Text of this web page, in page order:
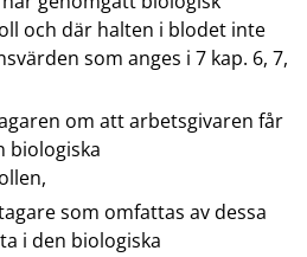
och där halten i blodet inte
som anges i 7 kap. 6, 7,
om att arbetsgivaren får
biologiska
som omfattas av dessa
i den biologiska